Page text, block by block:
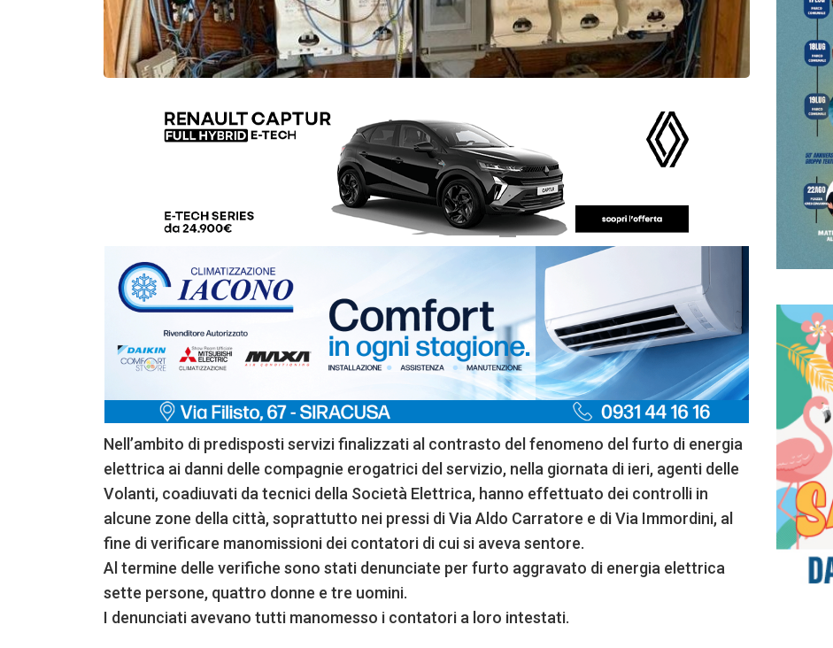
Nell’ambito di predisposti servizi finalizzati al contrasto del fenomeno del furto di energia
elettrica ai danni delle compagnie erogatrici del servizio, nella giornata di ieri, agenti delle
Volanti, coadiuvati da tecnici della Società Elettrica, hanno effettuato dei controlli in
alcune zone della città, soprattutto nei pressi di Via Aldo Carratore e di Via Immordini, al
fine di verificare manomissioni dei contatori di cui si aveva sentore.
Al termine delle verifiche sono stati denunciate per furto aggravato di energia elettrica
sette persone, quattro donne e tre uomini.
I denunciati avevano tutti manomesso i contatori a loro intestati.